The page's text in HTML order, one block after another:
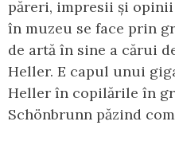
păreri, impresii și
în muzeu se face prin
de artă în sine a cărui
Heller. E capul unui
Heller în copilările în
Schönbrunn păzind